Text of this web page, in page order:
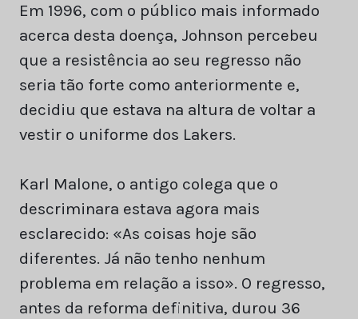
Em 1996, com o público mais informado
acerca desta doença, Johnson percebeu
que a resistência ao seu regresso não
seria tão forte como anteriormente e,
decidiu que estava na altura de voltar a
vestir o uniforme dos Lakers.
Karl Malone, o antigo colega que o
descriminara estava agora mais
esclarecido: «As coisas hoje são
diferentes. Já não tenho nenhum
problema em relação a isso». O regresso,
antes da reforma definitiva, durou 36